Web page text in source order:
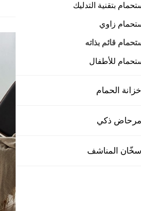
بتقنية التدليك
زاوي
قائم بذاته
للأطفال
خزانة الحمام
مرحاض ذكي
سخّان المناشف